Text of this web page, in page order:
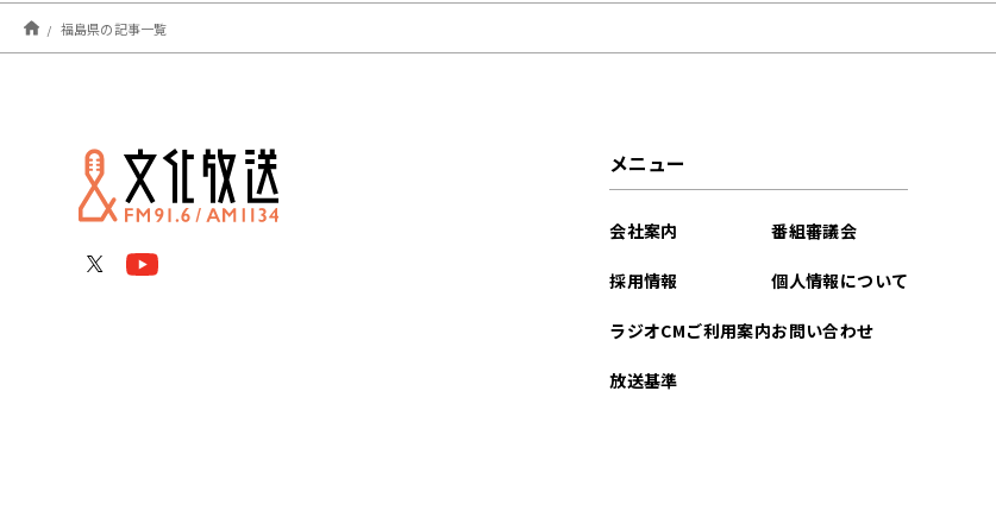
福島県の記事一覧
メニュー
会社案内
採用情報
ラジオCMご利用案内
放送基準
番組審議会
個人情報について
お問い合わせ